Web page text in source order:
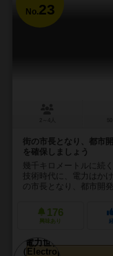
No.23
街の市長となり、都市
を確保しましょう
幾千キロメートルに続
技術時代に、電力はか
の市長となり、都市開
176
興味あり